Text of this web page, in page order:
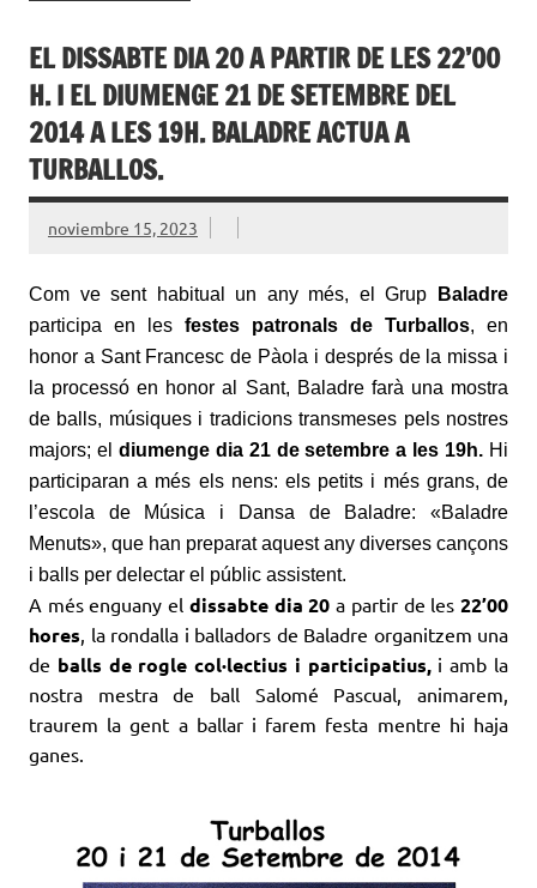
EL DISSABTE DIA 20 A PARTIR DE LES 22’00
H. I EL DIUMENGE 21 DE SETEMBRE DEL
2014 A LES 19H. BALADRE ACTUA A
TURBALLOS.
noviembre 15, 2023
Com ve sent habitual un any més, el Grup Baladre
participa en les festes patronals de Turballos, en
honor a Sant Francesc de Pàola i després de la missa i
la processó en honor al Sant, Baladre farà una mostra
de balls, músiques i tradicions transmeses pels nostres
majors; el diumenge dia 21 de setembre a les 19h. Hi
participaran a més els nens: els petits i més grans, de
l’escola de Música i Dansa de Baladre: «Baladre
Menuts», que han preparat aquest any diverses cançons
i balls per delectar el públic assistent.
A més enguany el dissabte dia 20a partir de les 22’00
hores, la rondalla i balladors de Baladre organitzem una
de balls de rogle col·lectius i participatius,i amb la
nostra mestra de ball Salomé Pascual, animarem,
traurem la gent a ballar i farem festa mentre hi haja
ganes.